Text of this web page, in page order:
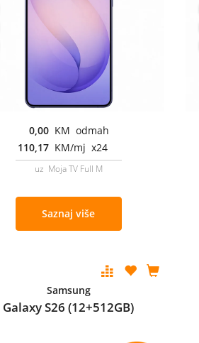
0,00 KM odmah
110,17 KM/mj x24
uz Moja TV Full M
Saznaj više
Samsung
Galaxy S26 (12+512GB)